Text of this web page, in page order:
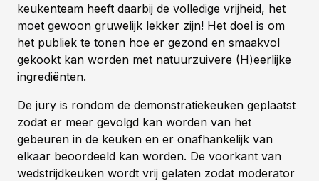
keukenteam heeft daarbij de volledige vrijheid, het
moet gewoon gruwelijk lekker zijn! Het doel is om
het publiek te tonen hoe er gezond en smaakvol
gekookt kan worden met natuurzuivere (H)eerlijke
ingrediënten.
De jury is rondom de demonstratiekeuken geplaatst
zodat er meer gevolgd kan worden van het
gebeuren in de keuken en er onafhankelijk van
elkaar beoordeeld kan worden. De voorkant van
wedstrijdkeuken wordt vrij gelaten zodat moderator